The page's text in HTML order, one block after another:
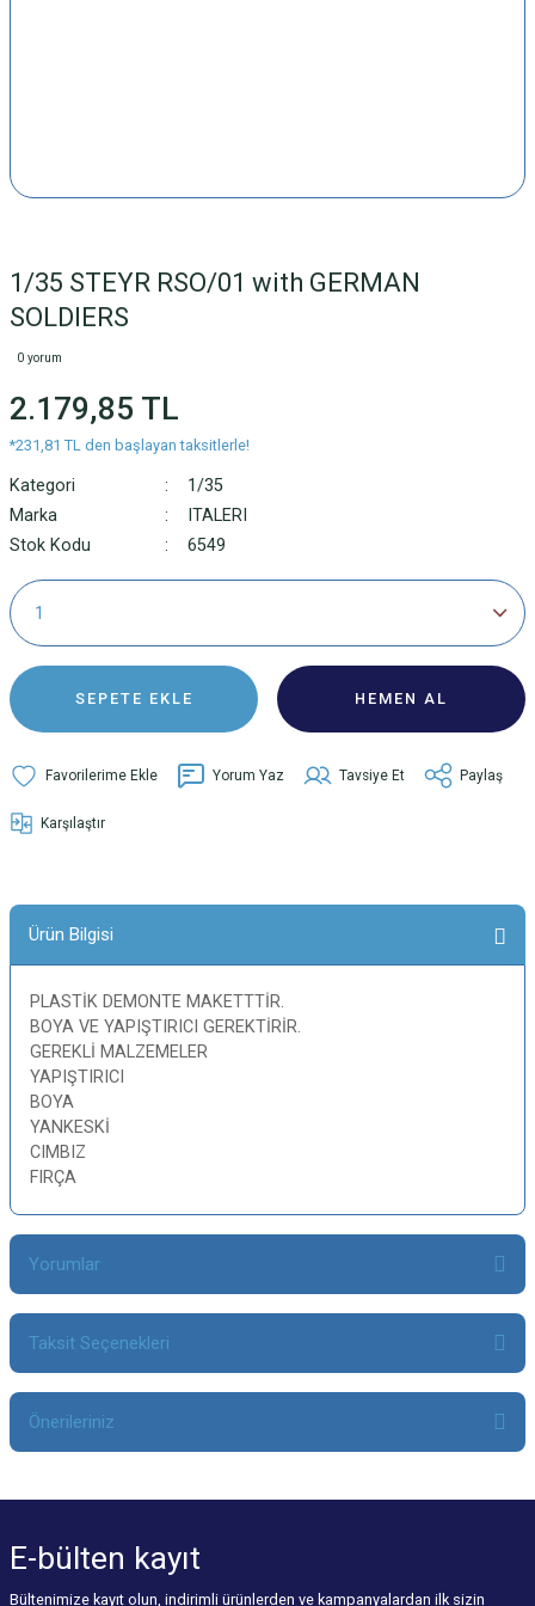
1/35 STEYR RSO/01 with GERMAN
SOLDIERS
0 yorum
2.179,85 TL
*231,81 TL den başlayan taksitlerle!
Kategori
1/35
Marka
ITALERI
Stok Kodu
6549
SEPETE EKLE HEMEN AL
Yorum Yaz Tavsiye Et Paylaş
Karşılaştır
Ürün Bilgisi
PLASTİK DEMONTE MAKETTTİR.
BOYA VE YAPIŞTIRICI GEREKTİRİR.
GEREKLİ MALZEMELER
YAPIŞTIRICI
BOYA
YANKESKİ
CIMBIZ
FIRÇA
Yorumlar
Bu ürüne ilk yorumu siz yapın!
Taksit Seçenekleri
Önerileriniz
Görüş ve önerileriniz için teşekkür ederiz.
E-bülten kayıt
Bültenimize kayıt olun, indirimli ürünlerden ve kampanyalardan ilk sizin